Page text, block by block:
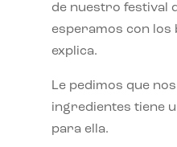
de nuestro festival
esperamos con los
explica.
Le pedimos que
ingredientes tiene
para ella.